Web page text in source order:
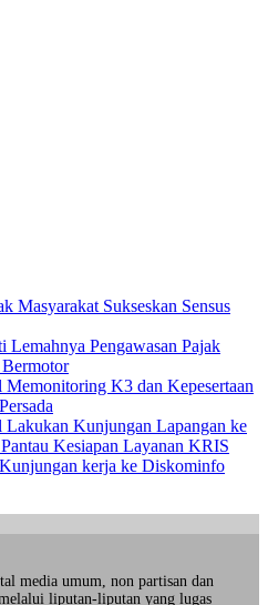
Masyarakat Sukseskan Sensus
Pengawasan Pajak
K3 dan Kepesertaan
Kunjungan Lapangan ke
Kesiapan Layanan KRIS
kerja ke Diskominfo
media umum, non partisan dan
liputan-liputan yang lugas